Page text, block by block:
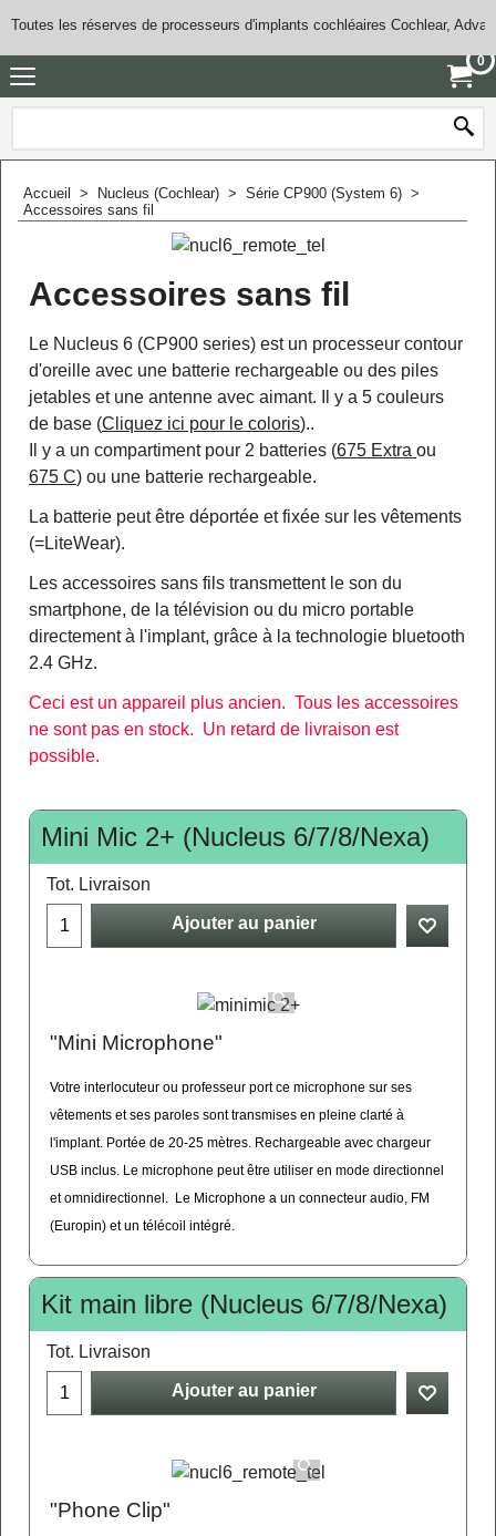
Toutes les réserves de processeurs d'implants cochléaires Cochlear,
0
Accueil > Nucleus (Cochlear) > Série CP900 (System 6) >
Accessoires sans fil
Accessoires sans fil
Le Nucleus 6 (CP900 series) est un processeur contour
d'oreille avec une batterie rechargeable ou des piles
jetables et une antenne avec aimant. Il y a 5 couleurs
de base (Cliquez ici pour le coloris)..
Il y a un compartiment pour 2 batteries (675 Extra ou
675 C) ou une batterie rechargeable.
La batterie peut être déportée et fixée sur les vêtements
(=LiteWear).
Les accessoires sans fils transmettent le son du
smartphone, de la télévision ou du micro portable
directement à l'implant, grâce à la technologie bluetooth
2.4 GHz.
Ceci est un appareil plus ancien. Tous les accessoires
ne sont pas en stock. Un retard de livraison est
possible.
Mini Mic 2+ (Nucleus 6/7/8/Nexa)
Tot. Livraison
Ajouter au panier
"Mini Microphone"
Votre interlocuteur ou professeur port ce microphone sur ses
vêtements et ses paroles sont transmises en pleine clarté à
l'implant. Portée de 20-25 mètres. Rechargeable avec chargeur
USB inclus. Le microphone peut être utiliser en mode directionnel
et omnidirectionnel. Le Microphone a un connecteur audio, FM
(Europin) et un télécoil intégré.
Kit main libre (Nucleus 6/7/8/Nexa)
Tot. Livraison
Ajouter au panier
"Phone Clip"